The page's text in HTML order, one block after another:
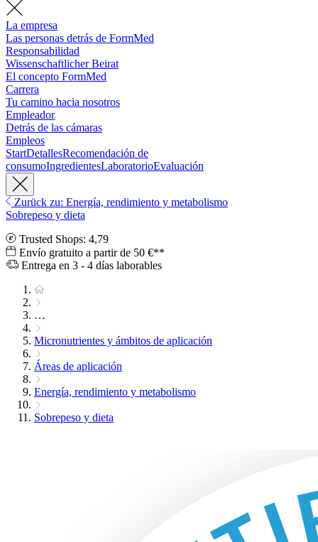
La empresa
Las personas detrás de FormMed
Responsabilidad
Wissenschaftlicher Beirat
El concepto FormMed
Carrera
Tu camino hacia nosotros
Empleador
Detrás de las cámaras
Empleos
StartDetallesRecomendación de
consumoIngredientesLaboratorioEvaluación
Zurück zu: Energía, rendimiento y metabolismo
Sobrepeso y dieta
Trusted Shops: 4,79
Envío gratuito a partir de 50 €**
Entrega en 3 - 4 días laborables
…
Micronutrientes y ámbitos de aplicación
Áreas de aplicación
Energía, rendimiento y metabolismo
Sobrepeso y dieta